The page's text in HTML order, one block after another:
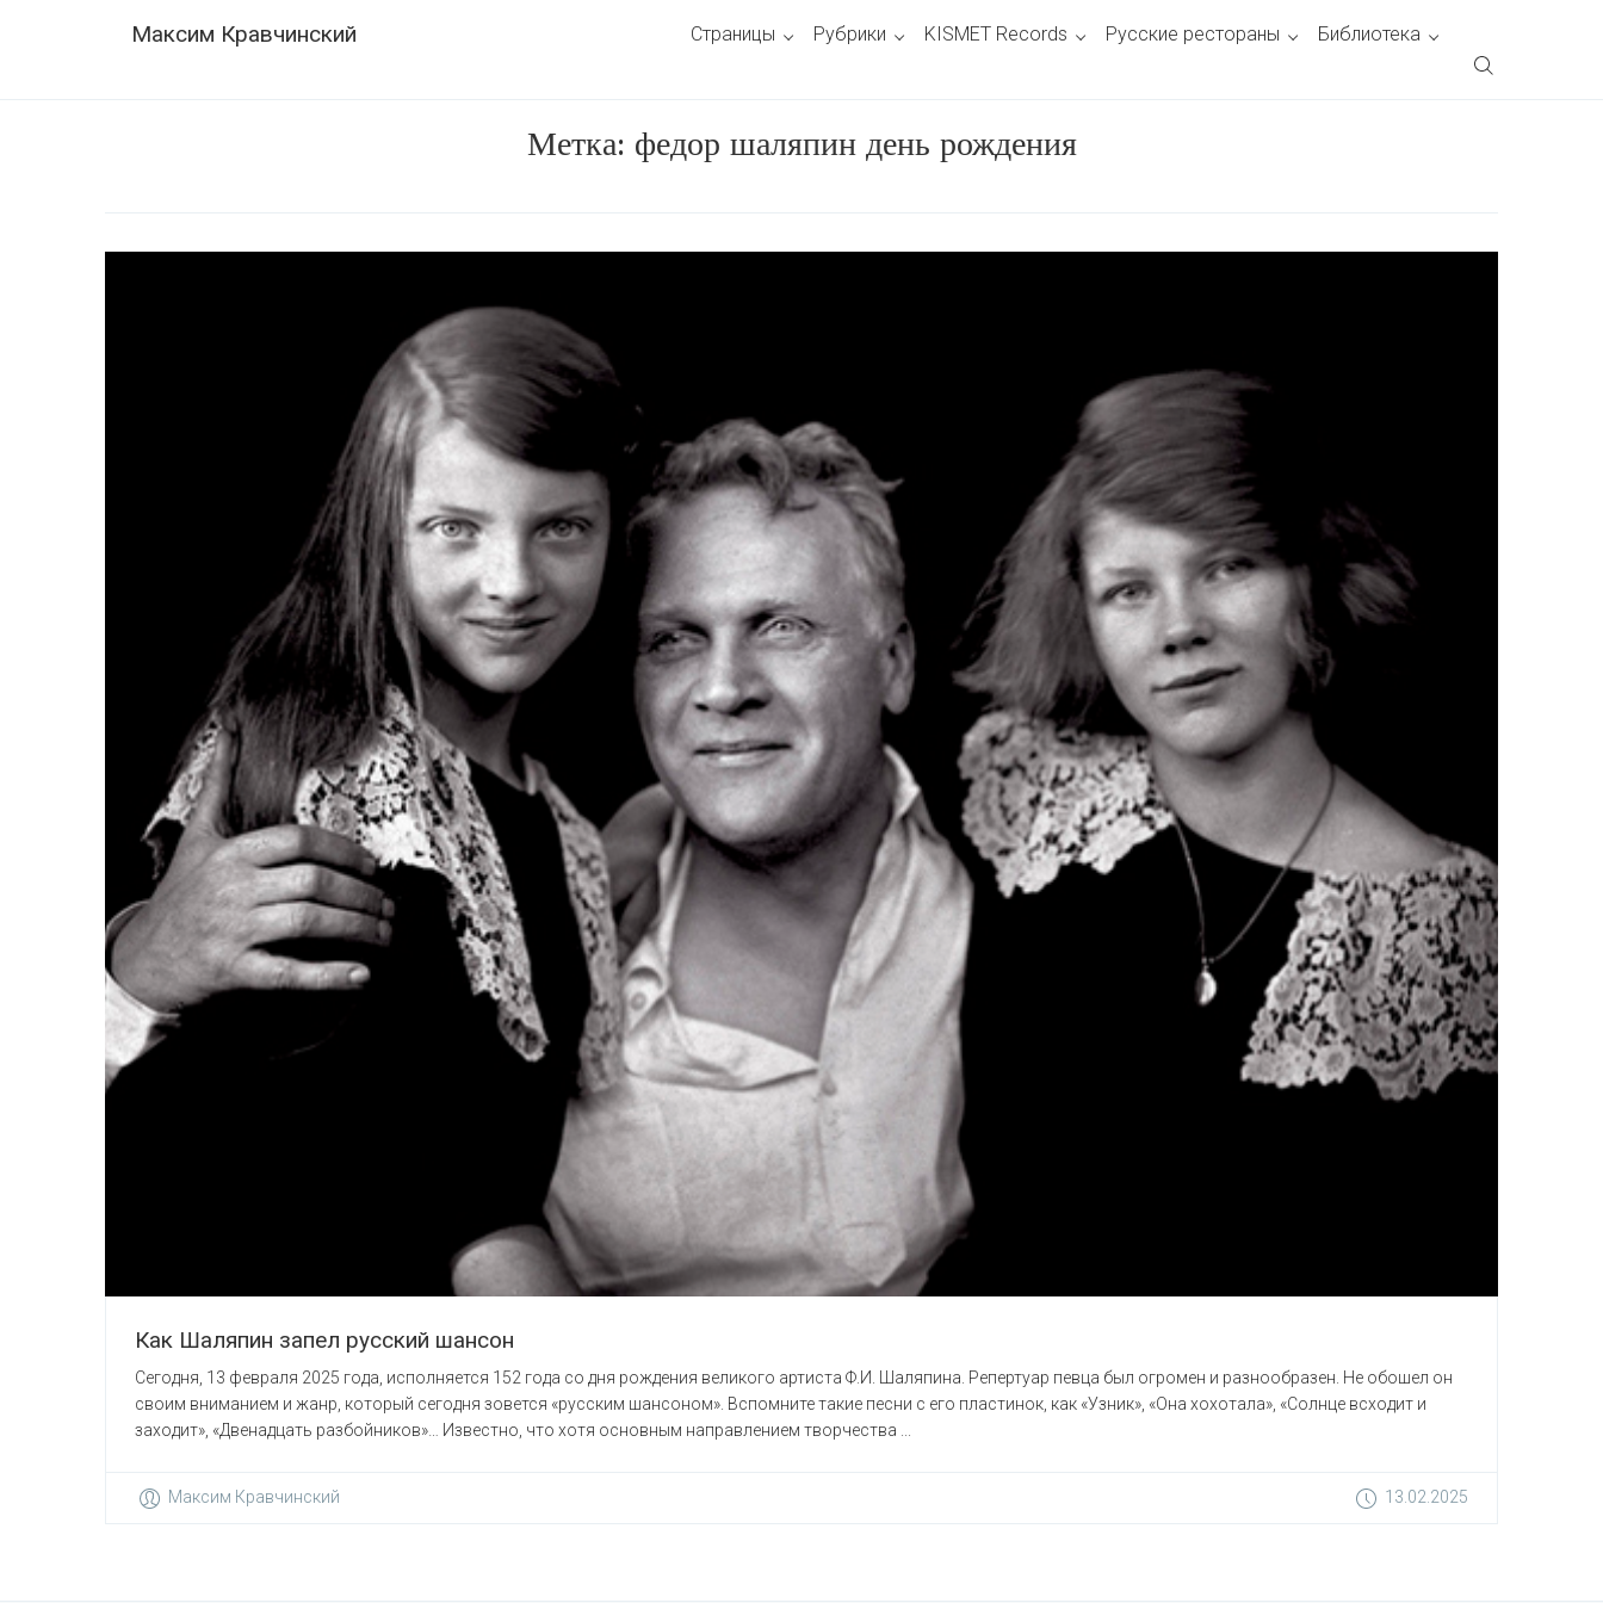
Максим Кравчинский
Navigation
Страницы Рубрики KISMET Records Русские рестораны Библиотека
Метка: федор шаляпин день рождения
Как Шаляпин запел русский шансон
Сегодня, 13 февраля 2025 года, исполняется 152 года со дня рождения великого артиста Ф.И. Шаляпина. Репертуар певца был огромен и разнообразен. Не обошел он
своим вниманием и жанр, который сегодня зовется «русским шансоном». Вспомните такие песни с его пластинок, как «Узник», «Она хохотала», «Солнце всходит и
заходит», «Двенадцать разбойников»… Известно, что хотя основным направлением творчества ...
Максим Кравчинский 13.02.2025